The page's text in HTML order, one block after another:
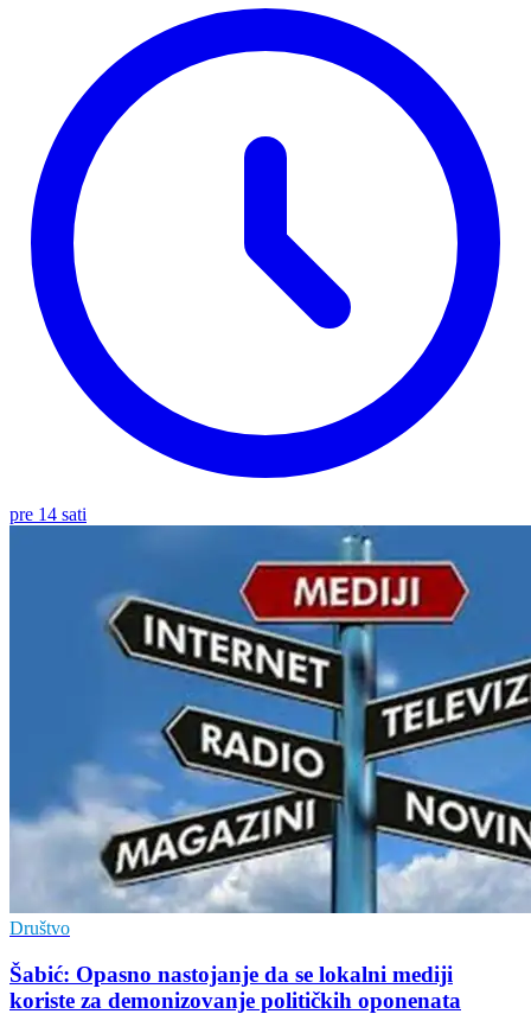
pre 14 sati
Društvo
Šabić: Opasno nastojanje da se lokalni mediji
koriste za demonizovanje političkih oponenata